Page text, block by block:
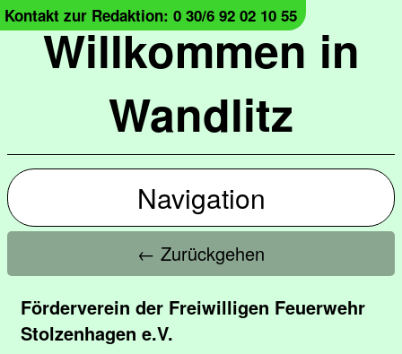
Willkommen in
Wandlitz
Kontakt zur Redaktion: 0 30/6 92 02 10 55
Navigation
← Zurückgehen
Förderverein der Freiwilligen Feuerwehr
Stolzenhagen e.V.